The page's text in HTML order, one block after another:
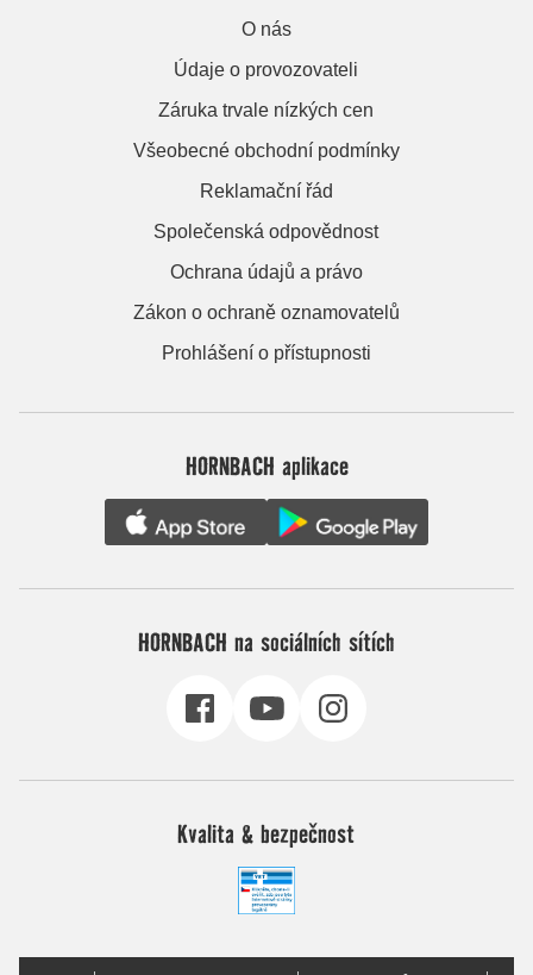
O nás
Údaje o provozovateli
Záruka trvale nízkých cen
Všeobecné obchodní podmínky
Reklamační řád
Společenská odpovědnost
Ochrana údajů a právo
Zákon o ochraně oznamovatelů
Prohlášení o přístupnosti
HORNBACH aplikace
HORNBACH na sociálních sítích
Kvalita & bezpečnost